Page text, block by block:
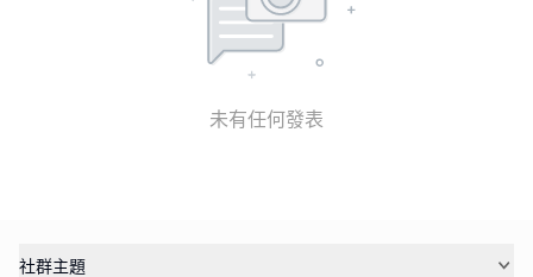
未有任何發表
社群主題